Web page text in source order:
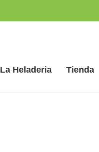
La Heladeria Tienda